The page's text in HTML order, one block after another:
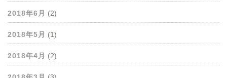
2018年6月 (2)
2018年5月 (1)
2018年4月 (2)